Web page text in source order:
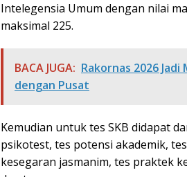
Intelegensia Umum dengan nilai
maksimal 225.
BACA JUGA: Rakornas 2026
dengan Pusat
Kemudian untuk tes SKB didapat
psikotest, tes potensi akademik,
kesegaran jasmanim, tes praktek